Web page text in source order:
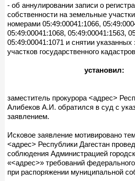
- об аннулировании записи о
собственности на земельные
номерами 05:49:00041:1066,
05:49:00041:1068, 05:49:00041:1563,
05:49:00041:1071 и снятии
участков государственного
установил:
заместитель прокурора <адрес>
Алибеков А.И. обратился в суд с
заявлением.
Исковое заявление мотивировано
<адрес> Республики Дагестан
соблюдения Администрацией
«<адрес>» требований
при распоряжении муниципальной